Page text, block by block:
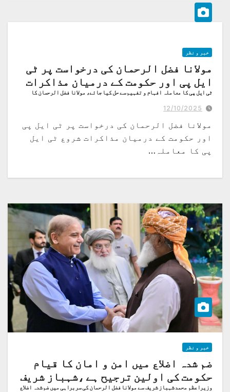
خبر و نظر
مولانا فضل الرحمان کی درخواست پر ٹی
ایل پی اور حکومت کے درمیان مذاکرات
ٹی ایل پی کا معاملہ افہام و تفہیم سے حل کیا جائے، مولانا فضل الرحمان کا
12/10/2025
مولانا فضل الرحمان کی درخواست پر ٹی ایل پی
اور حکومت کے درمیان مذاکرات شروع ٹی ایل
پی کا معاملہ…
خبر و نظر
ضم شدہ اضلاع میں امن و امان کا قیام
حکومت کی اولین ترجیح ہے ،شہباز شریف
وزیراعظم محمد شہباز شریف سے مولانا فضل الرحمان کی سربراہی میں ضم شدہ اضلاع